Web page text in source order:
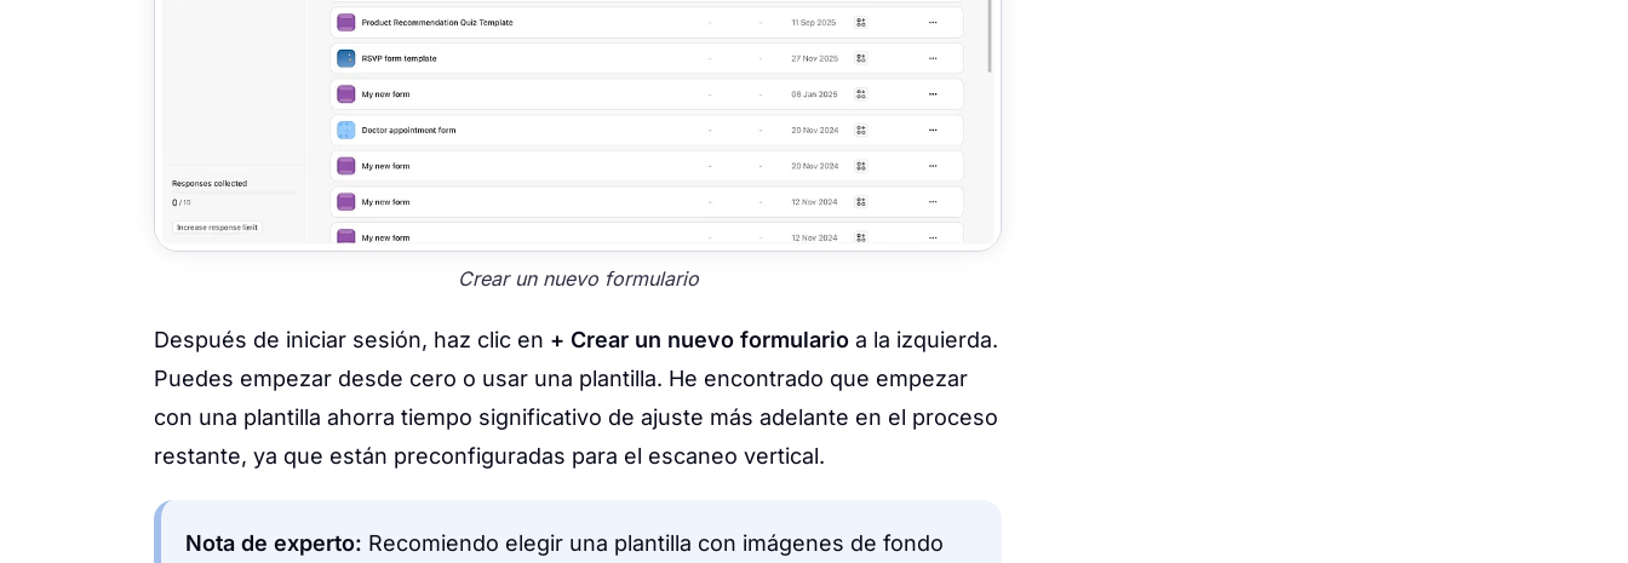
Crear un nuevo formulario
Después de iniciar sesión, haz clic en + Crear un nuevo formulario a la izquierda.
Puedes empezar desde cero o usar una plantilla. He encontrado que empezar
con una plantilla ahorra tiempo significativo de ajuste más adelante en el proceso
restante, ya que están preconfiguradas para el escaneo vertical.
Nota de experto: Recomiendo elegir una plantilla con imágenes de fondo